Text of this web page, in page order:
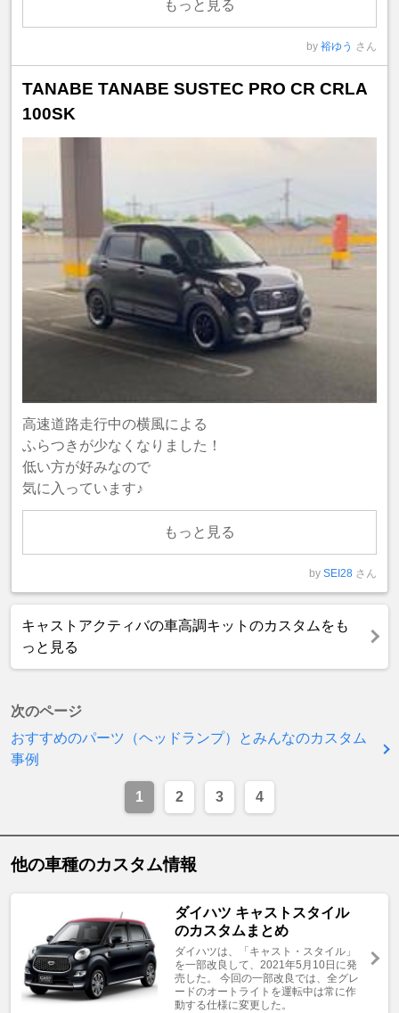
もっと見る
by 裕ゆう さん
TANABE TANABE SUSTEC PRO CR CRLA
100SK
高速道路走行中の横風による
ふらつきが少なくなりました！
低い方が好みなので
気に入っています♪
もっと見る
by SEI28 さん
キャストアクティバの車高調キットのカスタムをも
っと見る
次のページ
おすすめのパーツ（ヘッドランプ）とみんなのカスタム
事例
1 2 3 4
他の車種のカスタム情報
ダイハツ キャストスタイル
のカスタムまとめ
ダイハツは、「キャスト・スタイル」
を一部改良して、2021年5月10日に発
売した。 今回の一部改良では、全グレ
ードのオートライトを運転中は常に作
動する仕様に変更した。